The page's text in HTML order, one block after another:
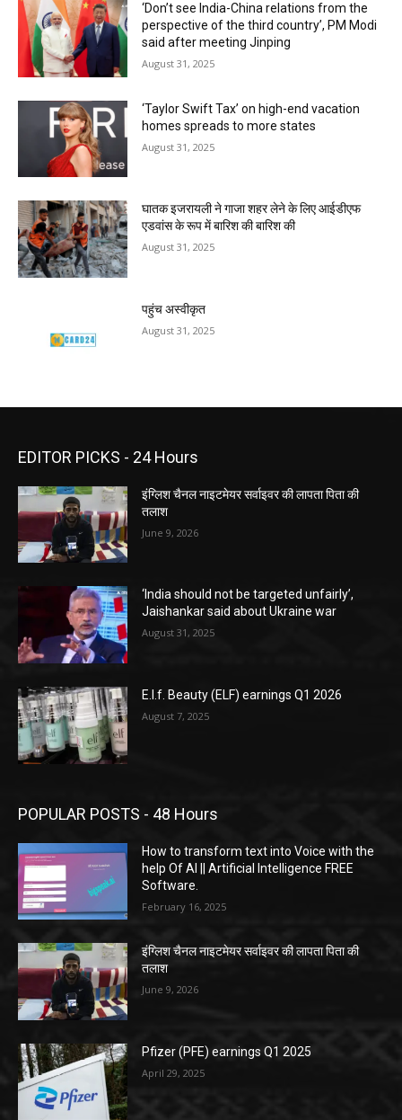
‘Don’t see India-China relations from the
perspective of the third country’, PM Modi
said after meeting Jinping
August 31, 2025
‘Taylor Swift Tax’ on high-end vacation
homes spreads to more states
August 31, 2025
घातक इजरायली ने गाजा शहर लेने के लिए आईडीएफ
एडवांस के रूप में बारिश की बारिश की
August 31, 2025
पहुंच अस्वीकृत
August 31, 2025
EDITOR PICKS - 24 Hours
इंग्लिश चैनल नाइटमेयर सर्वाइवर की लापता पिता की
तलाश
June 9, 2026
‘India should not be targeted unfairly’,
Jaishankar said about Ukraine war
August 31, 2025
E.l.f. Beauty (ELF) earnings Q1 2026
August 7, 2025
POPULAR POSTS - 48 Hours
How to transform text into Voice with the
help Of AI || Artificial Intelligence FREE
Software.
February 16, 2025
इंग्लिश चैनल नाइटमेयर सर्वाइवर की लापता पिता की
तलाश
June 9, 2026
Pfizer (PFE) earnings Q1 2025
April 29, 2025